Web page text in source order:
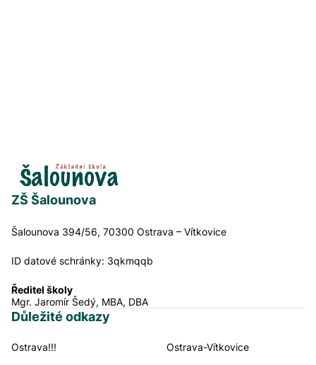
ZŠ Šalounova
Šalounova 394/56, 70300 Ostrava – Vítkovice
ID datové schránky: 3qkmqqb
Ředitel školy
Mgr. Jaromír Šedý, MBA, DBA
Důležité odkazy
Navigační odkazy
Ostrava!!! Ostrava-Vítkovice